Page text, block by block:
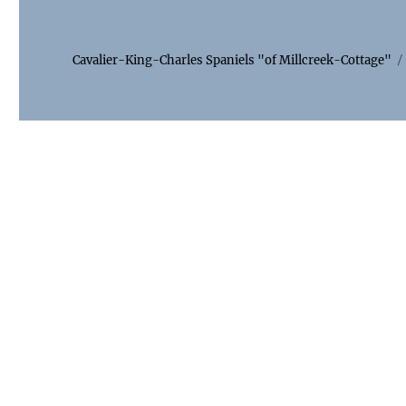
Cavalier-King-Charles Spaniels "of Millcreek-Cottage"